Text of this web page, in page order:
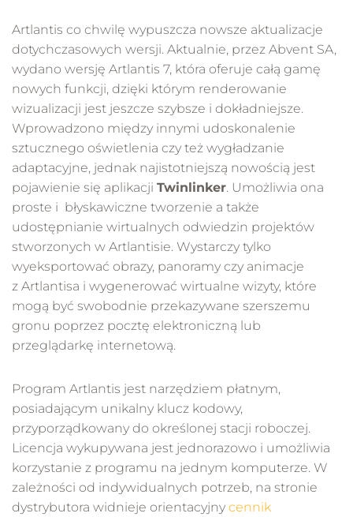
Artlantis co chwilę wypuszcza nowsze aktualizacje
dotychczasowych wersji. Aktualnie, przez Abvent SA,
wydano wersję Artlantis 7, która oferuje całą gamę
nowych funkcji, dzięki którym renderowanie
wizualizacji jest jeszcze szybsze i dokładniejsze.
Wprowadzono między innymi udoskonalenie
sztucznego oświetlenia czy też wygładzanie
adaptacyjne, jednak najistotniejszą nowością jest
pojawienie się aplikacji Twinlinker. Umożliwia ona
proste i błyskawiczne tworzenie a także
udostępnianie wirtualnych odwiedzin projektów
stworzonych w Artlantisie. Wystarczy tylko
wyeksportować obrazy, panoramy czy animacje
z Artlantisa i wygenerować wirtualne wizyty, które
mogą być swobodnie przekazywane szerszemu
gronu poprzez pocztę elektroniczną lub
przeglądarkę internetową.
Program Artlantis jest narzędziem płatnym,
posiadającym unikalny klucz kodowy,
przyporządkowany do określonej stacji roboczej.
Licencja wykupywana jest jednorazowo i umożliwia
korzystanie z programu na jednym komputerze. W
zależności od indywidualnych potrzeb, na stronie
dystrybutora widnieje orientacyjny cennik